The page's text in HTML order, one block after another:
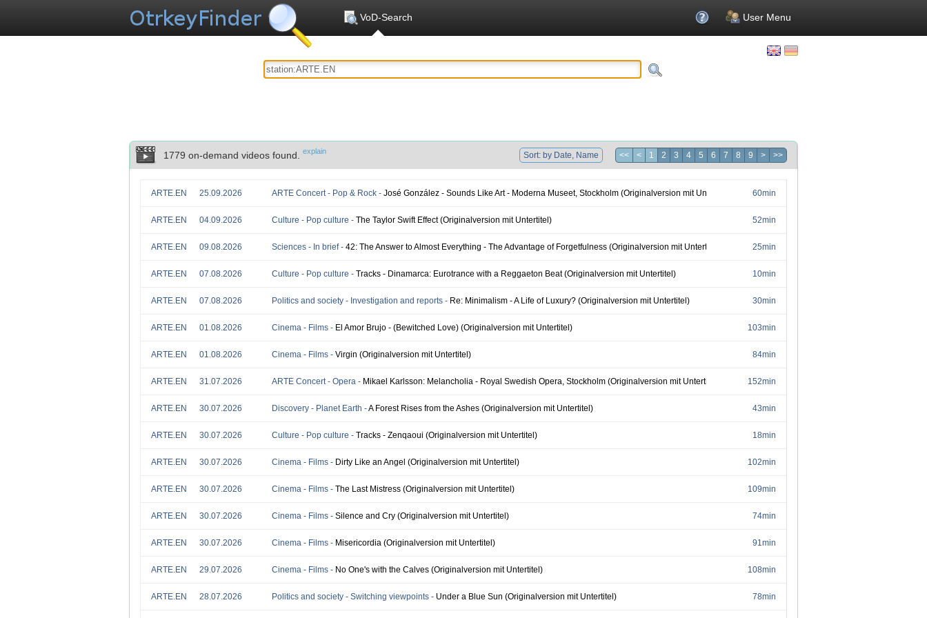
VoD-Search User Menu
1779 on-demand videos found. explain Sort: by Date, Name << < 1 2 3 4 5 6 7 8 9 > >>
60min
ARTE.EN 25.09.2026 ARTE Concert - Pop & Rock - José González - Sounds Like Art - Moderna Museet, Stockholm (Originalversion mit Untertitel)
52min
ARTE.EN 04.09.2026 Culture - Pop culture - The Taylor Swift Effect (Originalversion mit Untertitel)
25min
ARTE.EN 09.08.2026 Sciences - In brief - 42: The Answer to Almost Everything - The Advantage of Forgetfulness (Originalversion mit Untertitel)
10min
ARTE.EN 07.08.2026 Culture - Pop culture - Tracks - Dinamarca: Eurotrance with a Reggaeton Beat (Originalversion mit Untertitel)
30min
ARTE.EN 07.08.2026 Politics and society - Investigation and reports - Re: Minimalism - A Life of Luxury? (Originalversion mit Untertitel)
103min
ARTE.EN 01.08.2026 Cinema - Films - El Amor Brujo - (Bewitched Love) (Originalversion mit Untertitel)
84min
ARTE.EN 01.08.2026 Cinema - Films - Virgin (Originalversion mit Untertitel)
152min
ARTE.EN 31.07.2026 ARTE Concert - Opera - Mikael Karlsson: Melancholia - Royal Swedish Opera, Stockholm (Originalversion mit Untertitel)
43min
ARTE.EN 30.07.2026 Discovery - Planet Earth -A Forest Rises from the Ashes (Originalversion mit Untertitel)
18min
ARTE.EN 30.07.2026 Culture - Pop culture - Tracks - Zenqaoui (Originalversion mit Untertitel)
102min
ARTE.EN 30.07.2026 Cinema - Films - Dirty Like an Angel (Originalversion mit Untertitel)
109min
ARTE.EN 30.07.2026 Cinema - Films - The Last Mistress (Originalversion mit Untertitel)
74min
ARTE.EN 30.07.2026 Cinema - Films - Silence and Cry (Originalversion mit Untertitel)
91min
ARTE.EN 30.07.2026 Cinema - Films - Misericordia (Originalversion mit Untertitel)
108min
ARTE.EN 29.07.2026 Cinema - Films - No One's with the Calves (Originalversion mit Untertitel)
78min
ARTE.EN 28.07.2026 Politics and society - Switching viewpoints - Under a Blue Sun (Originalversion mit Untertitel)